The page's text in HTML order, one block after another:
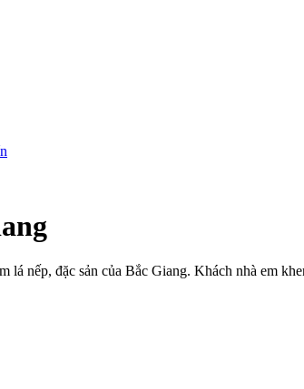
lá nếp, đặc sản của Bắc Giang. Khách nhà em